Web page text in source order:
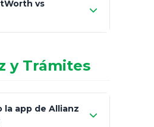
informales en
sociales.
consultor técnico
vs
netWorth (Certificado)
y Trámites
la app de Allianz